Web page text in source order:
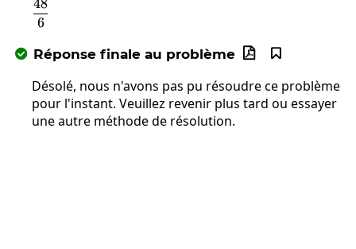
\frac{48}{6}
6
48
 Réponse finale au problème 

Désolé, nous n'avons pas pu résoudre ce problème
pour l'instant. Veuillez revenir plus tard ou essayer
une autre méthode de résolution.